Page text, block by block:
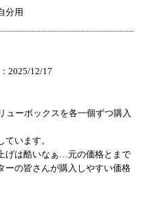
分用
2025/12/17
ューボックスを各一個ずつ購入
います。
げは酷いなぁ…元の価格とまで
ーの皆さんが購入しやすい価格